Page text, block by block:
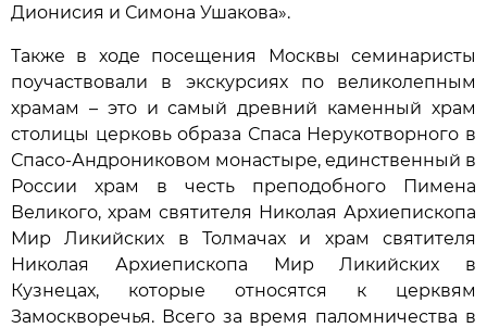
Дионисия и Симона Ушакова».
Также в ходе посещения Москвы семинаристы
поучаствовали в экскурсиях по великолепным
храмам – это и самый древний каменный храм
столицы церковь образа Спаса Нерукотворного в
Спасо-Андрониковом монастыре, единственный в
России храм в честь преподобного Пимена
Великого, храм святителя Николая Архиепископа
Мир Ликийских в Толмачах и храм святителя
Николая Архиепископа Мир Ликийских в
Кузнецах, которые относятся к церквям
Замоскворечья. Всего за время паломничества в